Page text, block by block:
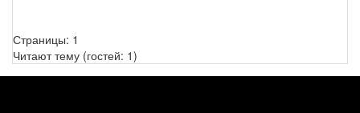
Страницы: 1
Читают тему (гостей: 1)